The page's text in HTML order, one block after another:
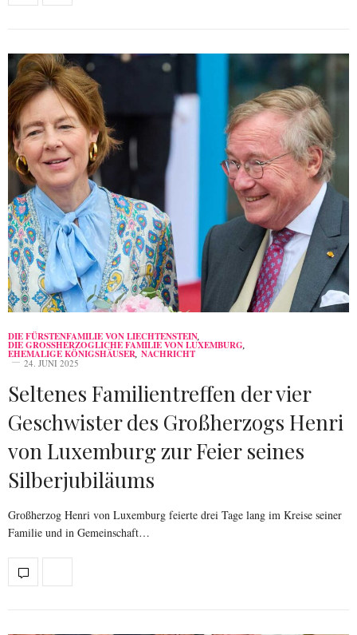
DIE FÜRSTENFAMILIE VON LIECHTENSTEIN,
DIE GROSSHERZOGLICHE FAMILIE VON LUXEMBURG ,
EHEMALIGE KÖNIGSHÄUSER, NACHRICHT
24. JUNI 2025
Seltenes Familientreffen der vier
Geschwister des Großherzogs Henri
von Luxemburg zur Feier seines
Silberjubiläums
Großherzog Henri von Luxemburg feierte drei Tage lang im Kreise seiner
Familie und in Gemeinschaft…